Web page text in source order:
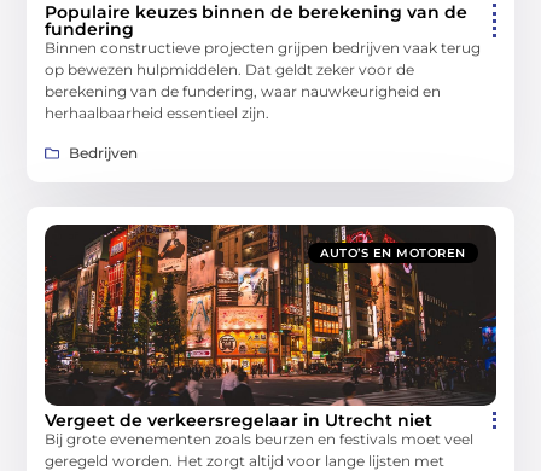
Populaire keuzes binnen de berekening van de
fundering
Binnen constructieve projecten grijpen bedrijven vaak terug
op bewezen hulpmiddelen. Dat geldt zeker voor de
berekening van de fundering, waar nauwkeurigheid en
herhaalbaarheid essentieel zijn.
Bedrijven
AUTO’S EN MOTOREN
Vergeet de verkeersregelaar in Utrecht niet
Bij grote evenementen zoals beurzen en festivals moet veel
geregeld worden. Het zorgt altijd voor lange lijsten met